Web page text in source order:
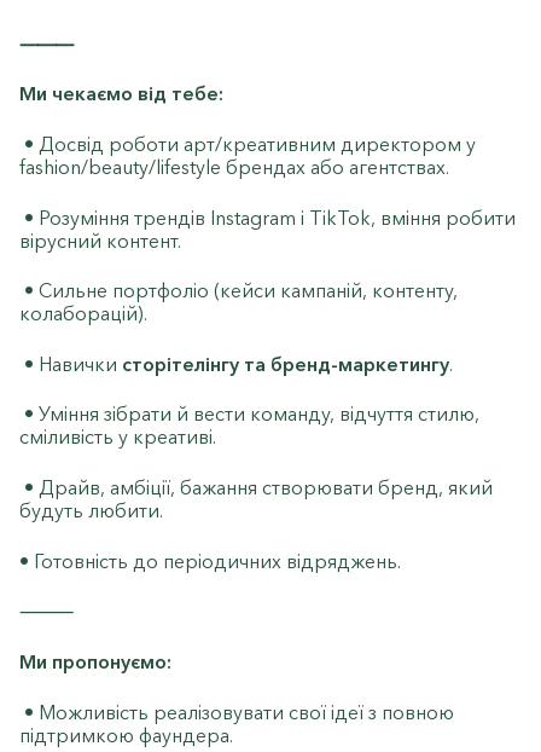
⸻
Ми чекаємо від тебе:
• Досвід роботи арт/креативним директором у
fashion/beauty/lifestyle брендах або агентствах.
• Розуміння трендів Instagram і TikTok, вміння робити
вірусний контент.
• Сильне портфоліо (кейси кампаній, контенту,
колаборацій).
• Навички сторітелінгу та бренд-маркетингу.
• Уміння зібрати й вести команду, відчуття стилю,
сміливість у креативі.
• Драйв, амбіції, бажання створювати бренд, який
будуть любити.
• Готовність до періодичних відряджень.
⸻
Ми пропонуємо:
• Можливість реалізовувати свої ідеї з повною
підтримкою фаундера.